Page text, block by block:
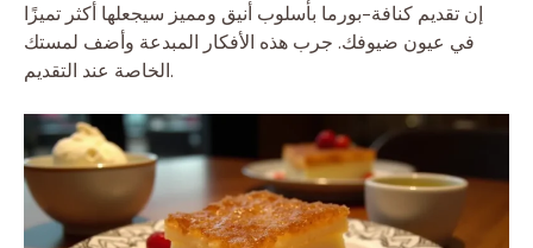
إن تقديم كنافة-بورما بأسلوب أنيق ومميز سيجعلها أكثر تميزًا
في عيون ضيوفك. جرب هذه الأفكار المبدعة وأضف لمستك
الخاصة عند التقديم.